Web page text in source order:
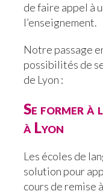
de faire appel à
l’enseignement.
Notre passage
possibilités de
de Lyon :
Se former à
à Lyon
Les écoles de
solution pour
cours de remise